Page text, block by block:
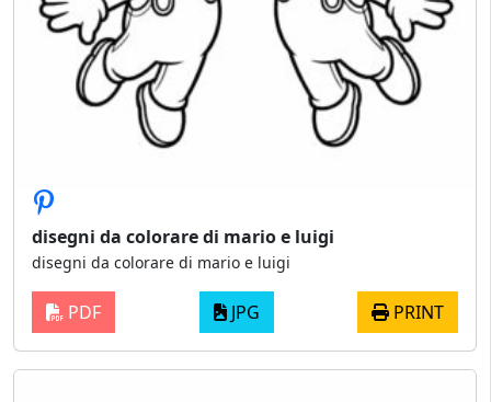
disegni da colorare di mario e luigi
disegni da colorare di mario e luigi
PDF JPG PRINT